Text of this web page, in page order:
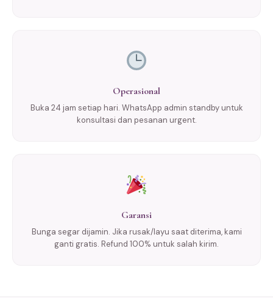
Operasional
Buka 24 jam setiap hari. WhatsApp admin standby untuk
konsultasi dan pesanan urgent.
Garansi
Bunga segar dijamin. Jika rusak/layu saat diterima, kami
ganti gratis. Refund 100% untuk salah kirim.